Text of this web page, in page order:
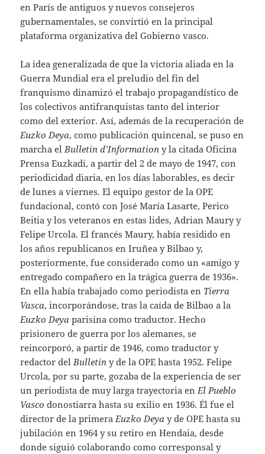
en París de antiguos y nuevos consejeros
gubernamentales, se convirtió en la principal
plataforma organizativa del Gobierno vasco.
La idea generalizada de que la victoria aliada en la
Guerra Mundial era el preludio del fin del
franquismo dinamizó el trabajo propagandístico de
los colectivos antifranquistas tanto del interior
como del exterior. Así, además de la recuperación de
Euzko Deya, como publicación quincenal, se puso en
marcha elBulletin d’Information y la citada Oficina
Prensa Euzkadi, a partir del 2 de mayo de 1947, con
periodicidad diaria, en los días laborables, es decir
de lunes a viernes. El equipo gestor de la OPE
fundacional, contó con José María Lasarte, Perico
Beitia y los veteranos en estas lides, Adrian Maury y
Felipe Urcola. El francés Maury, había residido en
los años republicanos en Iruñea y Bilbao y,
posteriormente, fue considerado como un «amigo y
entregado compañero en la trágica guerra de 1936».
En ella había trabajado como periodista en Tierra
Vasca, incorporándose, tras la caída de Bilbao a la
Euzko Deya parisina como traductor. Hecho
prisionero de guerra por los alemanes, se
reincorporó, a partir de 1946, como traductor y
redactor delBulletin y de la OPE hasta 1952. Felipe
Urcola, por su parte, gozaba de la experiencia de ser
un periodista de muy larga trayectoria enEl Pueblo
Vasco donostiarra hasta su exilio en 1936. Él fue el
director de la primeraEuzko Deya y de OPE hasta su
jubilación en 1964 y su retiro en Hendaia, desde
donde siguió colaborando como corresponsal y